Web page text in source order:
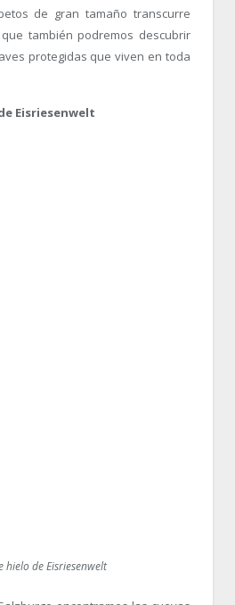
de gran tamaño transcurre
también podremos descubrir
protegidas que viven en toda
Eisriesenwelt
hielo de Eisriesenwelt